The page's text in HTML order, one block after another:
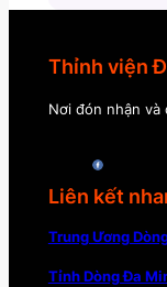
Thỉnh viện
Nơi đón nhận
Liên kết
Trung Ương
Tỉnh Dòng Đa